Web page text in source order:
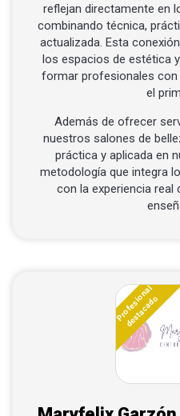
reflejan directamente en
combinando técnica,
actualizada. Esta
los espacios de estética
formar profesionales con
el
Además de ofrecer
nuestros salones de
práctica y aplicada en
metodología que integra
con la experiencia
Profesional
destacado